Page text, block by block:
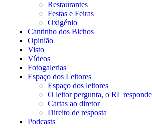
Restaurantes
Festas e Feiras
Oxigénio
Cantinho dos Bichos
Opinião
Visto
Vídeos
Fotogalerias
Espaço dos Leitores
Espaço dos leitores
O leitor pergunta, o RL responde
Cartas ao diretor
Direito de resposta
Podcasts